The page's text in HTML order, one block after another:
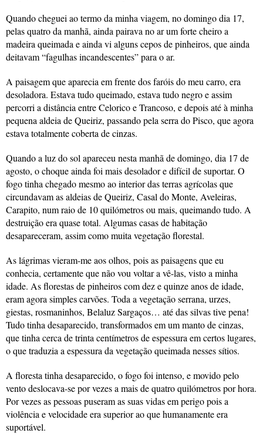
Quando cheguei ao termo da minha viagem, no domingo dia 17,
pelas quatro da manhã, ainda pairava no ar um forte cheiro a
madeira queimada e ainda vi alguns cepos de pinheiros, que ainda
deitavam “fagulhas incandescentes” para o ar.
A paisagem que aparecia em frente dos faróis do meu carro, era
desoladora. Estava tudo queimado, estava tudo negro e assim
percorri a distância entre Celorico e Trancoso, e depois até à minha
pequena aldeia de Queiriz, passando pela serra do Pisco, que agora
estava totalmente coberta de cinzas.
Quando a luz do sol apareceu nesta manhã de domingo, dia 17 de
agosto, o choque ainda foi mais desolador e difícil de suportar. O
fogo tinha chegado mesmo ao interior das terras agrícolas que
circundavam as aldeias de Queiriz, Casal do Monte, Aveleiras,
Carapito, num raio de 10 quilómetros ou mais, queimando tudo. A
destruição era quase total. Algumas casas de habitação
desapareceram, assim como muita vegetação florestal.
As lágrimas vieram-me aos olhos, pois as paisagens que eu
conhecia, certamente que não vou voltar a vê-las, visto a minha
idade. As florestas de pinheiros com dez e quinze anos de idade,
eram agora simples carvões. Toda a vegetação serrana, urzes,
giestas, rosmaninhos, Belaluz Sargaços… até das silvas tive pena!
Tudo tinha desaparecido, transformados em um manto de cinzas,
que tinha cerca de trinta centímetros de espessura em certos lugares,
o que traduzia a espessura da vegetação queimada nesses sítios.
A floresta tinha desaparecido, o fogo foi intenso, e movido pelo
vento deslocava-se por vezes a mais de quatro quilómetros por hora.
Por vezes as pessoas puseram as suas vidas em perigo pois a
violência e velocidade era superior ao que humanamente era
suportável.